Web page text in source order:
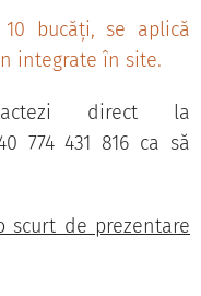
bucăți, se aplică
integrate în site.
direct la
774 431 816 ca să
scurt de prezentare